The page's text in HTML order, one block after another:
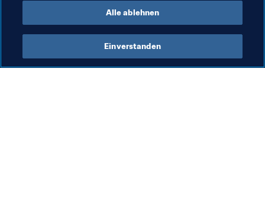
Alle ablehnen
Einverstanden